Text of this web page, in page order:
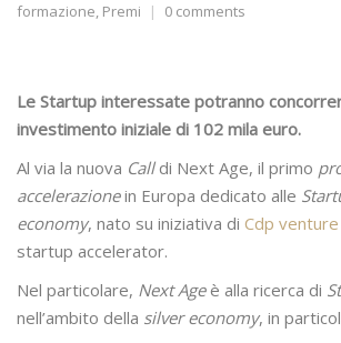
formazione, Premi 0 comments
Le Startup interessate potranno
investimento iniziale di 102 mila euro.
Al via la nuova Calldi Next Age, il primo
accelerazionein Europa dedicato alle
economy, nato su iniziativa di Cdp
startup accelerator.
Nel particolare, Next Age è alla ricerca di
nell’ambito della silver economy, in